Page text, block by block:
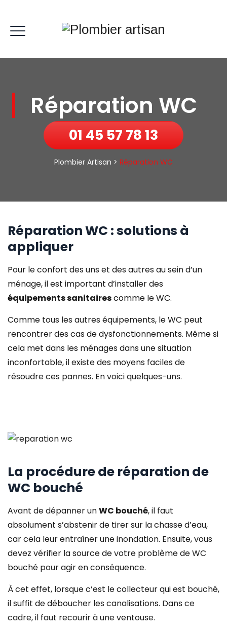
Réparation WC
01 45 57 78 13
Plombier Artisan > Réparation WC
Réparation WC : solutions à
appliquer
Pour le confort des uns et des autres au sein d’un
ménage, il est important d’installer des
équipements sanitairescomme le WC.
Comme tous les autres équipements, le WC peut
rencontrer des cas de dysfonctionnements. Même si
cela met dans les ménages dans une situation
inconfortable, il existe des moyens faciles de
résoudre ces pannes. En voici quelques-uns.
La procédure de réparation de
WC bouché
Avant de dépanner unWC bouché, il faut
absolument s’abstenir de tirer sur la chasse d’eau,
car cela leur entraîner une inondation. Ensuite, vous
devez vérifier la source de votre problème de WC
bouché pour agir en conséquence.
À cet effet, lorsque c’est le collecteur qui est bouché,
il suffit de déboucher les canalisations. Dans ce
cadre, il faut recourir à une ventouse.